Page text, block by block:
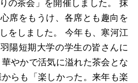
ソロプチミスト
アメリカ
SIA
の茶会」を開催しました。 抹
席をもうけ、各席とも趣向を
をしました。 今年も、寒河江
陽短期大学の学生の皆さんに
やかで活気に溢れた茶会とな
らも「楽しかった。来年も楽